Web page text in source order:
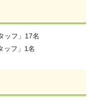
ッフ」17名
ッフ」1名